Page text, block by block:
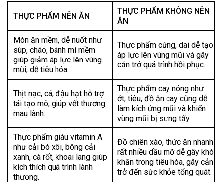
THỰC PHẨM NÊN ĂN
THỰC PHẨM KHÔNG NÊN
ĂN
Món ăn mềm, dễ nuốt như
súp, cháo, bánh mì mềm
giúp giảm áp lực lên vùng
mũi, dễ tiêu hóa.
Thực phẩm cứng, dai dễ tạo
áp lực lên vùng mũi và gây
cản trở quá trình hồi phục.
Thịt nạc, cá, đậu hạt hỗ trợ
tái tạo mô, giúp vết thương
mau lành.
Thực phẩm cay nóng như
ớt, tiêu, đồ ăn cay cũng dễ
làm kích ứng mũi và khiến
vùng mũi bị sưng tấy.
Thực phẩm giàu vitamin A
như cải bó xôi, bông cải
xanh, cà rốt, khoai lang giúp
kích thích quá trình lành
thương.
Đồ chiên xào, thức ăn nhanh
rất nhiều dầu mỡ dễ gây khó
khăn trong tiêu hóa, gây cản
trở đến sức khỏe tổng quát.